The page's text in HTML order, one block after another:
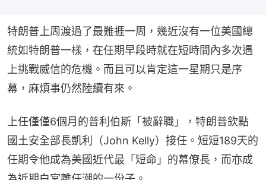
特朗普上周渡過了最難捱一周，幾近沒有一位美國總
統如特朗普一樣，在任期早段時就在短時間內多次遇
上挑戰威信的危機。而且可以肯定這一星期只是序
幕，麻煩事仍然陸續有來。
上任僅僅6個月的普利伯斯「被辭職」，特朗普欽點
國土安全部長凱利（John Kelly）接任。短短189天的
任期令他成為美國近代最「短命」的幕僚長，而亦成